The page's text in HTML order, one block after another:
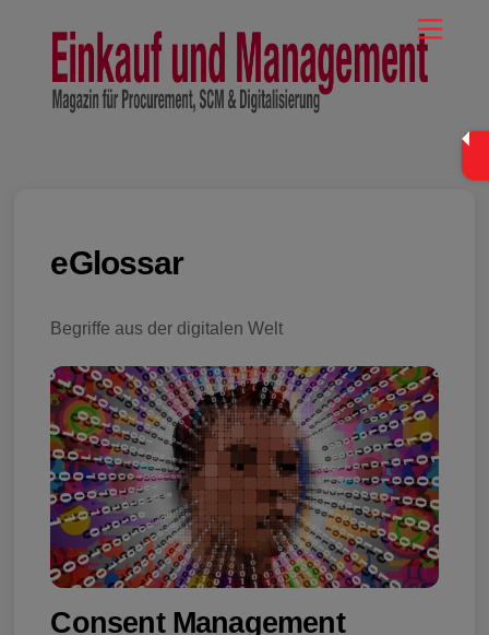
Menu
eGlossar
Begriffe aus der digitalen Welt
Consent Management